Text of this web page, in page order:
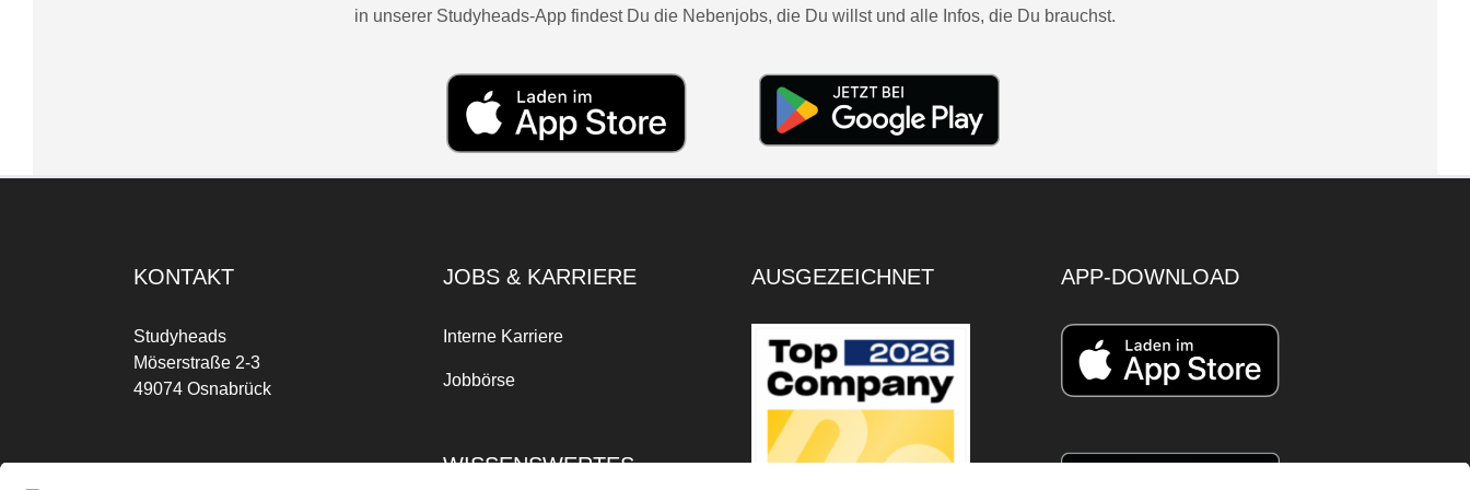
in unserer Studyheads-App findest Du die Nebenjobs, die Du willst und alle Infos, die Du brauchst.
KONTAKT
Studyheads
Möserstraße 2-3
49074 Osnabrück
JOBS & KARRIERE
Interne Karriere
Jobbörse
WISSENSWERTES
AUSGEZEICHNET APP-DOWNLOAD